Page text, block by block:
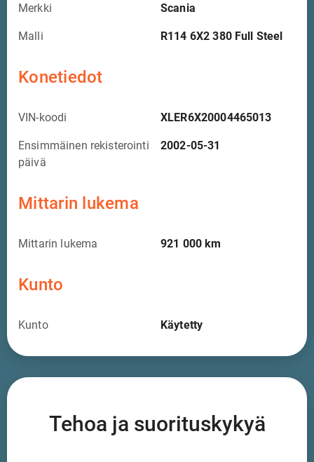
Merkki Scania
Malli R114 6X2 380 Full Steel
Konetiedot
VIN-koodi XLER6X20004465013
Ensimmäinen rekisterointi
päivä
2002-05-31
Mittarin lukema
Mittarin lukema 921 000km
Kunto
Kunto Käytetty
Tehoa ja suorituskykyä